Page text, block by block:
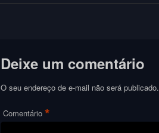
Deixe um comentário
O seu endereço de e-mail não será publicado.
Comentário *